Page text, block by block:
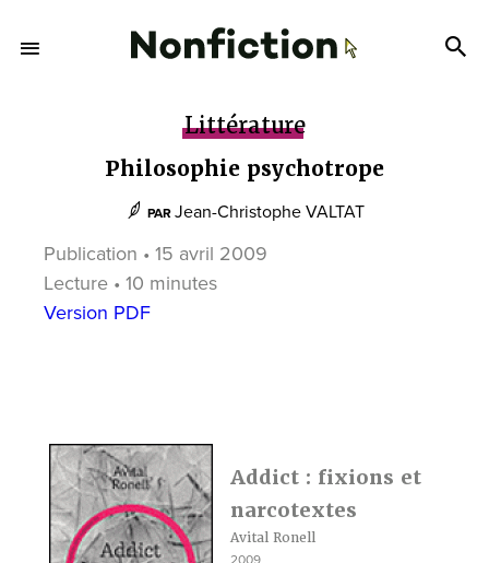
Littérature
Philosophie psychotrope
PAR Jean-Christophe VALTAT
Publication • 15 avril 2009
Lecture • 10 minutes
Version PDF
Addict : fixions et
narcotextes
Avital Ronell
2009